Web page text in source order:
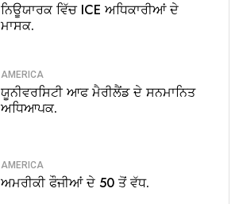
ਨਿਊਯਾਰਕ ਵਿੱਚ ICE ਅਧਿਕਾਰੀਆਂ ਦੇ
ਮਾਸਕ.
AMERICA
ਯੂਨੀਵਰਸਿਟੀ ਆਫ ਮੈਰੀਲੈਂਡ ਦੇ ਸਨਮਾਨਿਤ
ਅਧਿਆਪਕ.
AMERICA
ਅਮਰੀਕੀ ਫੌਜੀਆਂ ਦੇ 50 ਤੋਂ ਵੱਧ.